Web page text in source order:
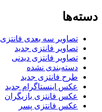
دسته‌ها
تصاویر سه بعدی فانتزی
تصاویر فانتزی جدید
تصاویر فانتزی دیدنی
دسته‌بندی نشده
طرح فانتزی جدید
عکس اینستاگرام جدید
عکس فانتزی بازیگران
عکس فانتزی پسر